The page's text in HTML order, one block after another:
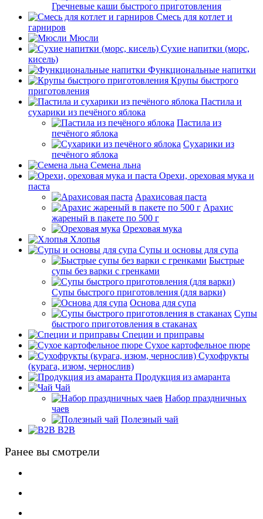
Гречневые каши быстрого приготовления
Смесь для котлет и
гарниров
Мюсли
Сухие напитки (морс,
кисель)
Функциональные напитки
Крупы быстрого
приготовления
Пастила и
сухарики из печёного яблока
Пастила из
печёного яблока
Сухарики из
печёного яблока
Семена льна
Орехи, ореховая мука и
паста
Арахисовая паста
Арахис
жареный в пакете по 500 г
Ореховая мука
Хлопья
Супы и основы для супа
Быстрые
супы без варки с гренками
Супы быстрого приготовления (для варки)
Основа для супа
Супы
быстрого приготовления в стаканах
Специи и приправы
Сухое картофельное пюре
Сухофрукты
(курага, изюм, чернослив)
Продукция из амаранта
Чай
Набор праздничных
чаев
Полезный чай
B2B
Ранее вы смотрели